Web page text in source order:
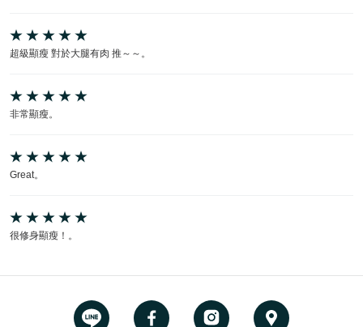
超級顯瘦 對於大腿有肉 推～～。
非常顯瘦。
Great。
很修身顯瘦！。